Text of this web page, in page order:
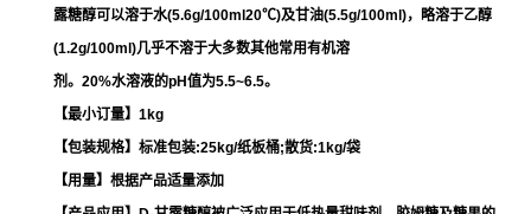
露糖醇可以溶于水(5.6g/100ml20℃)及甘油(5.5g/100ml)，略溶于乙醇
(1.2g/100ml)几乎不溶于大多数其他常用有机溶
剂。20%水溶液的pH值为5.5~6.5。
【最小订量】1kg
【包装规格】标准包装:25kg/纸板桶;散货:1kg/袋
【用量】根据产品适量添加